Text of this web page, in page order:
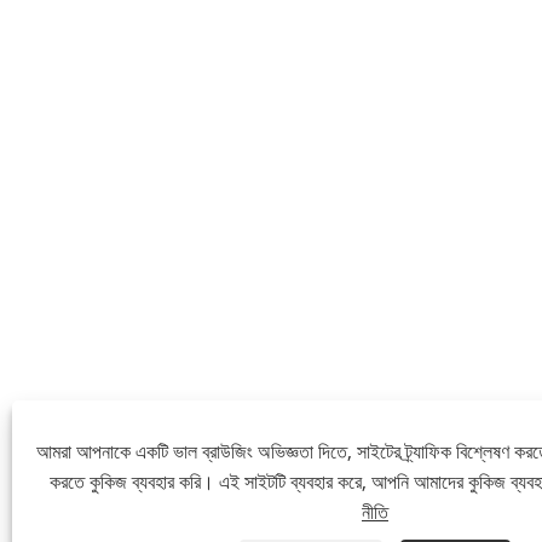
আমরা আপনাকে একটি ভাল ব্রাউজিং অভিজ্ঞতা দিতে, সাইটের ট্র্যাফিক বিশ্লেষণ
করতে কুকিজ ব্যবহার করি। এই সাইটটি ব্যবহার করে, আপনি আমাদের কুকিজ
নীতি